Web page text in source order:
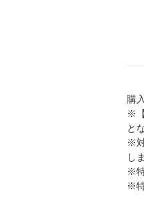
購
※
と
※
し
※
※